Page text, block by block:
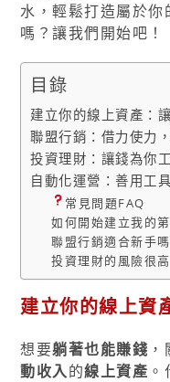
水，輕鬆打造屬於你
嗎？讓我們開始吧！
目錄
建立你的線上資產：
聯盟行銷：借力使力
投資理財：讓錢為你
自動化運營：善用工
常見問題FAQ
如何開始建立我的
聯盟行銷適合新手
投資理財的風險很
建立你的線上資
想要躺著也能賺錢
動收入的線上資產